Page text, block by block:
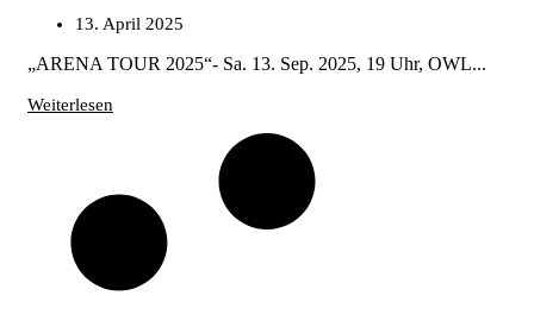
13. April 2025
„ARENA TOUR 2025“- Sa. 13. Sep. 2025, 19 Uhr, OWL...
Weiterlesen